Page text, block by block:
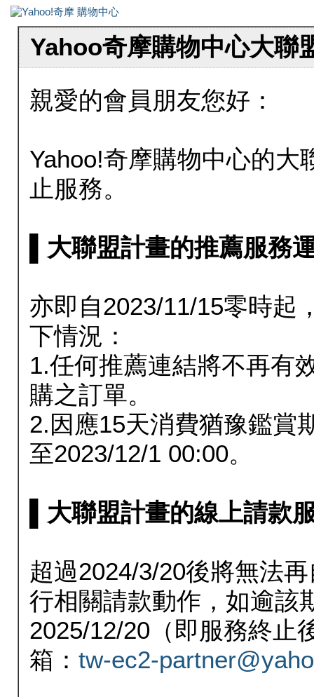
Yahoo奇摩購物中心大聯
親愛的會員朋友您好：
Yahoo!奇摩購物中心的大
止服務。
▌大聯盟計畫的推薦服務
亦即自2023/11/15零時起
下情況：
1.任何推薦連結將不再有
購之訂單。
2.因應15天消費猶豫鑑賞
至2023/12/1 00:00。
▌大聯盟計畫的線上請款
超過2024/3/20後將無法
行相關請款動作，如逾該
2025/12/20（即服務終止
箱： tw-ec2-